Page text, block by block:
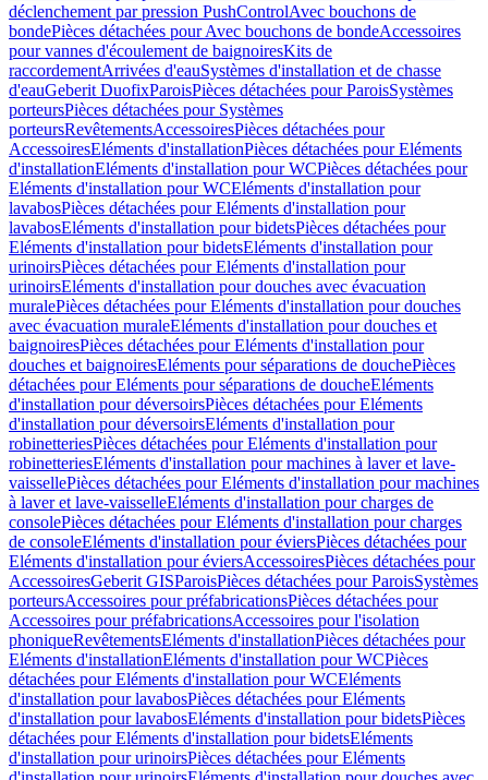
déclenchement par pression PushControlAvec bouchons de
bondePièces détachées pour Avec bouchons de bondeAccessoires
pour vannes d'écoulement de baignoiresKits de
raccordementArrivées d'eauSystèmes d'installation et de chasse
d'eauGeberit DuofixParoisPièces détachées pour ParoisSystèmes
porteursPièces détachées pour Systèmes
porteursRevêtementsAccessoiresPièces détachées pour
AccessoiresEléments d'installationPièces détachées pour Eléments
d'installationEléments d'installation pour WCPièces détachées pour
Eléments d'installation pour WCEléments d'installation pour
lavabosPièces détachées pour Eléments d'installation pour
lavabosEléments d'installation pour bidetsPièces détachées pour
Eléments d'installation pour bidetsEléments d'installation pour
urinoirsPièces détachées pour Eléments d'installation pour
urinoirsEléments d'installation pour douches avec évacuation
muralePièces détachées pour Eléments d'installation pour douches
avec évacuation muraleEléments d'installation pour douches et
baignoiresPièces détachées pour Eléments d'installation pour
douches et baignoiresEléments pour séparations de douchePièces
détachées pour Eléments pour séparations de doucheEléments
d'installation pour déversoirsPièces détachées pour Eléments
d'installation pour déversoirsEléments d'installation pour
robinetteriesPièces détachées pour Eléments d'installation pour
robinetteriesEléments d'installation pour machines à laver et lave-
vaissellePièces détachées pour Eléments d'installation pour machines
à laver et lave-vaisselleEléments d'installation pour charges de
consolePièces détachées pour Eléments d'installation pour charges
de consoleEléments d'installation pour éviersPièces détachées pour
Eléments d'installation pour éviersAccessoiresPièces détachées pour
AccessoiresGeberit GISParoisPièces détachées pour ParoisSystèmes
porteursAccessoires pour préfabricationsPièces détachées pour
Accessoires pour préfabricationsAccessoires pour l'isolation
phoniqueRevêtementsEléments d'installationPièces détachées pour
Eléments d'installationEléments d'installation pour WCPièces
détachées pour Eléments d'installation pour WCEléments
d'installation pour lavabosPièces détachées pour Eléments
d'installation pour lavabosEléments d'installation pour bidetsPièces
détachées pour Eléments d'installation pour bidetsEléments
d'installation pour urinoirsPièces détachées pour Eléments